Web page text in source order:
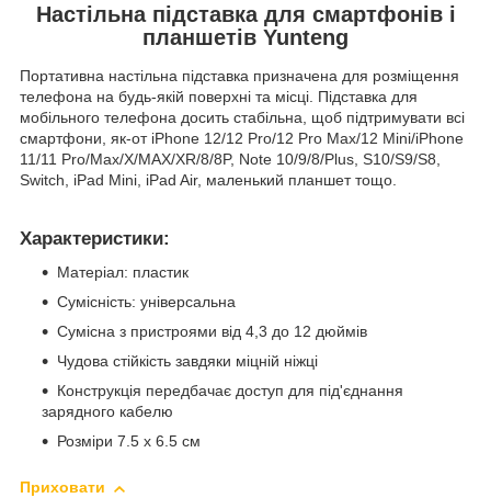
Настільна підставка для смартфонів і
планшетів Yunteng
Портативна настільна підставка призначена для розміщення
телефона на будь-якій поверхні та місці. Підставка для
мобільного телефона досить стабільна, щоб підтримувати всі
смартфони, як-от iPhone 12/12 Pro/12 Pro Max/12 Mini/iPhone
11/11 Pro/Max/X/MAX/XR/8/8P, Note 10/9/8/Plus, S10/S9/S8,
Switch, iPad Mini, iPad Air, маленький планшет тощо.
Характеристики:
Матеріал: пластик
Сумісність: універсальна
Сумісна з пристроями від 4,3 до 12 дюймів
Чудова стійкість завдяки міцній ніжці
Конструкція передбачає доступ для під'єднання
зарядного кабелю
Розміри 7.5 х 6.5 см
Приховати